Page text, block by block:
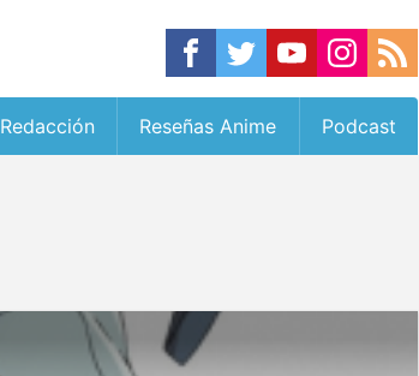
Redacción Reseñas Anime Podcast